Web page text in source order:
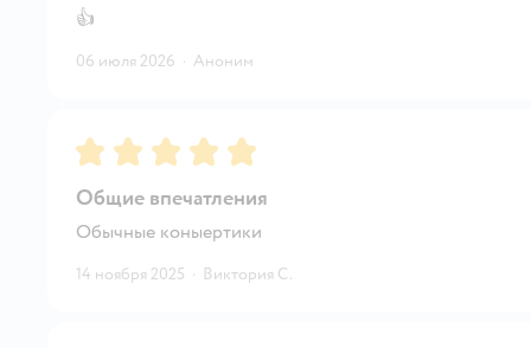
👍
06 июля 2026 · Аноним
Рейтинг:5
Общие впечатления
Обычные коныертики
14 ноября 2025 · Виктория С.